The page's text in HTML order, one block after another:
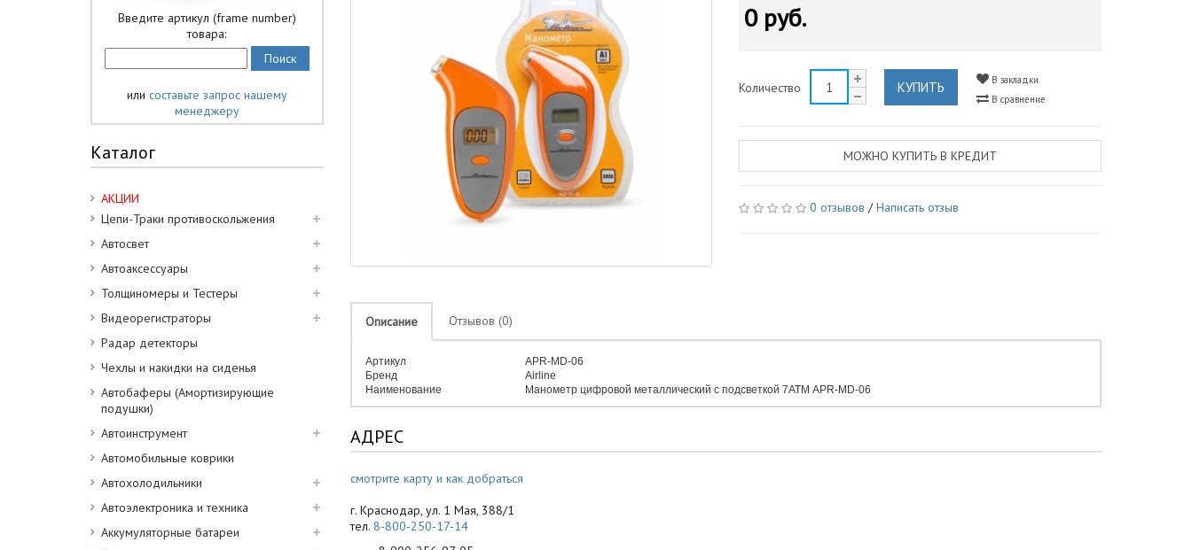
Введите артикул (frame number)
товара:
или составьте запрос нашему
менеджеру
Каталог
АКЦИИ
Цепи-Траки противоскольжения
Автосвет
Автоаксессуары
Толщиномеры и Тестеры
Видеорегистраторы
Радар детекторы
Чехлы и накидки на сиденья
Автобаферы (Амортизирующие
подушки)
Автоинструмент
Автомобильные коврики
Автохолодильники
Автоэлектроника и техника
Аккумуляторные батареи
0 руб.
Количество КУПИТЬ
В закладки
В сравнение
МОЖНО КУПИТЬ В КРЕДИТ
0 отзывов /Написать отзыв
Описание Отзывов (0)
Артикул
APR-MD-06
Бренд
Airline
Наименование
Манометр цифровой металлический с подсветкой 7АТМ APR-MD-06
АДРЕС
смотрите карту и как добраться
г. Краснодар, ул. 1 Мая, 388/1
тел. 8-800-250-17-14